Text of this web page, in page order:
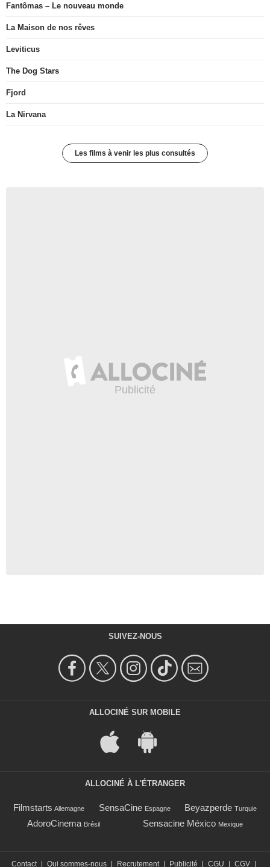
Fantômas – Le nouveau monde
La Maison de nos rêves
Leviticus
The Dog Stars
Fjord
La Nirvana
Les films à venir les plus consultés
SUIVEZ-NOUS
ALLOCINÉ SUR MOBILE
ALLOCINÉ À L'ÉTRANGER
Filmstarts Allemagne SensaCine Espagne Beyazperde Turquie
AdoroCinema Brésil Sensacine México Mexique
Contact | Qui sommes-nous | Recrutement | Publicité | CGU | CGV |